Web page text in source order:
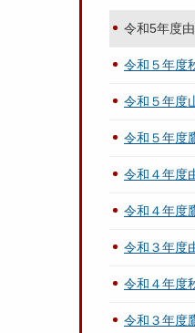
令和5年度
令和５年度
令和５年度
令和５年度
令和４年度
令和４年度
令和３年度
令和４年度
令和３年度